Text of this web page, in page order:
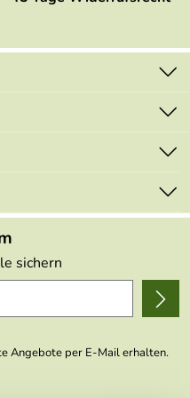
sichern
Angebote per E-Mail erhalten.
andere Unternehmen
wird in anonymer Form